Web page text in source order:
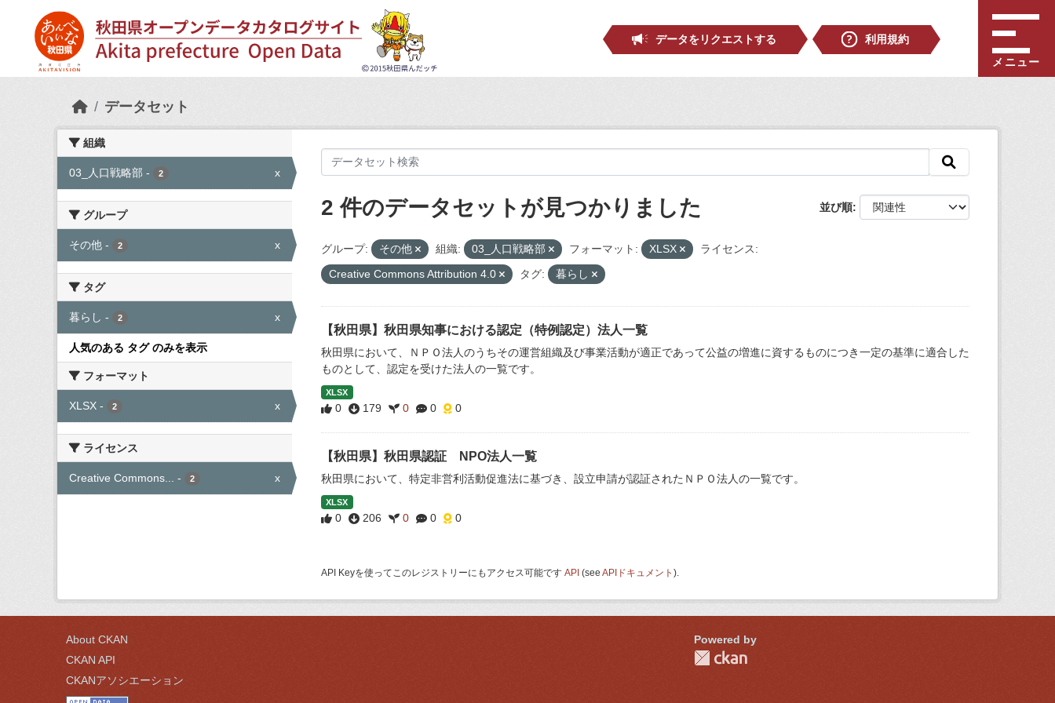
データをリクエストする
利用規約
メニュー
データセット
組織
03_人口戦略部 - 2 x
グループ
その他 - 2 x
タグ
暮らし - 2 x
人気のある タグ のみを表示
フォーマット
XLSX - 2 x
ライセンス
Creative Commons... - 2 x
並び順
2 件のデータセットが見つかりました
グループ: その他 組織: 03_人口戦略部 フォーマット: XLSX
ライセンス:
Creative Commons Attribution 4.0
タグ: 暮らし
【秋田県】秋田県知事における認定（特例認定）法人一覧
秋田県において、ＮＰＯ法人のうちその運営組織及び事業活動が適正であって公益の増進に資するものにつき一定の基準に適合した
ものとして、認定を受けた法人の一覧です。
XLSX
0 179 0 0 0
【秋田県】秋田県認証 NPO法人一覧
秋田県において、特定非営利活動促進法に基づき、設立申請が認証されたＮＰＯ法人の一覧です。
XLSX
0 206 0 0 0
API Keyを使ってこのレジストリーにもアクセス可能です API (see APIドキュメント ).
About CKAN
CKAN API
CKANアソシエーション
Powered by